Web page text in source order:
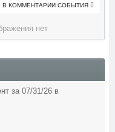
В КОММЕНТАРИИ СОБЫТИЯ
нет
за 07/31/26 в